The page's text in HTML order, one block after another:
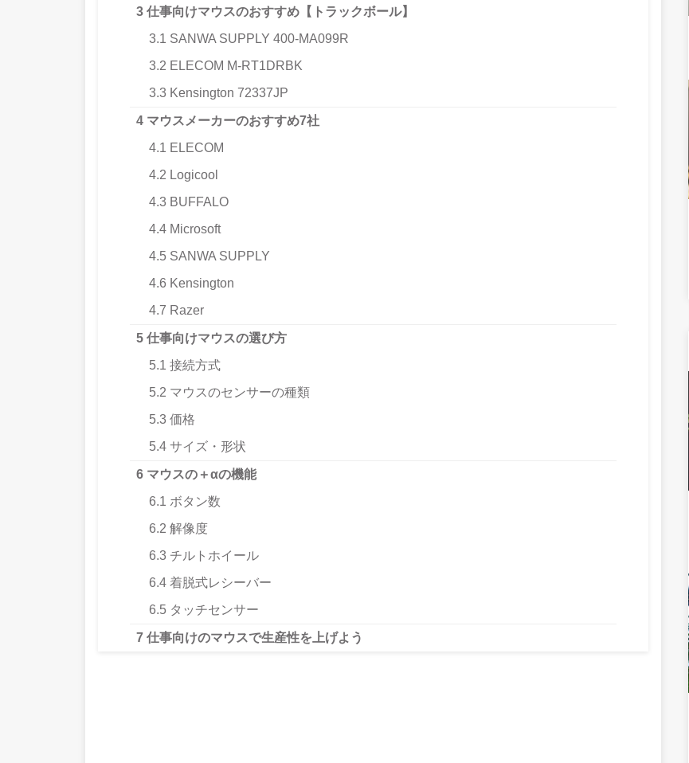
3 仕事向けマウスのおすすめ【トラックボール】
3.1 SANWA SUPPLY 400-MA099R
3.2 ELECOM M-RT1DRBK
3.3 Kensington 72337JP
4 マウスメーカーのおすすめ7社
4.1 ELECOM
4.2 Logicool
4.3 BUFFALO
4.4 Microsoft
4.5 SANWA SUPPLY
4.6 Kensington
4.7 Razer
5 仕事向けマウスの選び方
5.1 接続方式
5.2 マウスのセンサーの種類
5.3 価格
5.4 サイズ・形状
6 マウスの＋αの機能
6.1 ボタン数
6.2 解像度
6.3 チルトホイール
6.4 着脱式レシーバー
6.5 タッチセンサー
7 仕事向けのマウスで生産性を上げよう